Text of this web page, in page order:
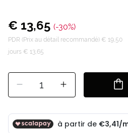
€ 13,65 (-30%)
PDR (Prix au détail recommandé) € 19,50
jours € 13,65
1